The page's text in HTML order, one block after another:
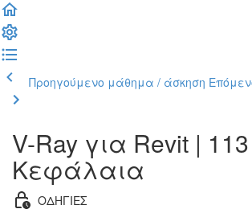
Προηγούμενο μάθημα / άσκηση
V-Ray για Revit | 113
Κεφάλαια
ΟΔΗΓΙΕΣ